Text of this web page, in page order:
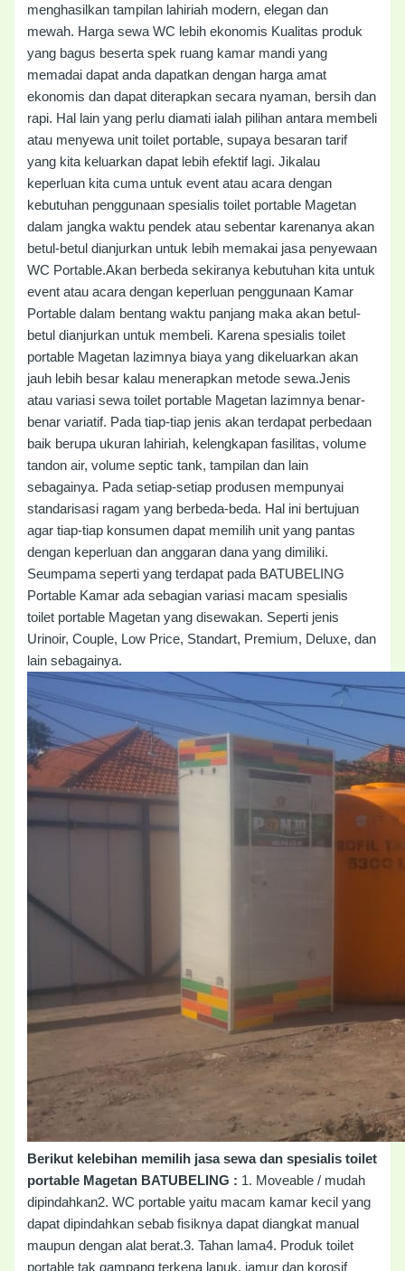
menghasilkan tampilan lahiriah modern, elegan dan
mewah. Harga sewa WC lebih ekonomis Kualitas produk
yang bagus beserta spek ruang kamar mandi yang
memadai dapat anda dapatkan dengan harga amat
ekonomis dan dapat diterapkan secara nyaman, bersih dan
rapi. Hal lain yang perlu diamati ialah pilihan antara membeli
atau menyewa unit toilet portable, supaya besaran tarif
yang kita keluarkan dapat lebih efektif lagi. Jikalau
keperluan kita cuma untuk event atau acara dengan
kebutuhan penggunaan spesialis toilet portable Magetan
dalam jangka waktu pendek atau sebentar karenanya akan
betul-betul dianjurkan untuk lebih memakai jasa penyewaan
WC Portable.Akan berbeda sekiranya kebutuhan kita untuk
event atau acara dengan keperluan penggunaan Kamar
Portable dalam bentang waktu panjang maka akan betul-
betul dianjurkan untuk membeli. Karena spesialis toilet
portable Magetan lazimnya biaya yang dikeluarkan akan
jauh lebih besar kalau menerapkan metode sewa.Jenis
atau variasi sewa toilet portable Magetan lazimnya benar-
benar variatif. Pada tiap-tiap jenis akan terdapat perbedaan
baik berupa ukuran lahiriah, kelengkapan fasilitas, volume
tandon air, volume septic tank, tampilan dan lain
sebagainya. Pada setiap-setiap produsen mempunyai
standarisasi ragam yang berbeda-beda. Hal ini bertujuan
agar tiap-tiap konsumen dapat memilih unit yang pantas
dengan keperluan dan anggaran dana yang dimiliki.
Seumpama seperti yang terdapat pada BATUBELING
Portable Kamar ada sebagian variasi macam spesialis
toilet portable Magetan yang disewakan. Seperti jenis
Urinoir, Couple, Low Price, Standart, Premium, Deluxe, dan
lain sebagainya.
Berikut kelebihan memilih jasa sewa dan spesialis toilet
portable Magetan BATUBELING : 1. Moveable / mudah
dipindahkan2. WC portable yaitu macam kamar kecil yang
dapat dipindahkan sebab fisiknya dapat diangkat manual
maupun dengan alat berat.3. Tahan lama4. Produk toilet
portable tak gampang terkena lapuk, jamur dan korosif